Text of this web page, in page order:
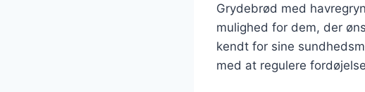
Grydebrød med
mulighed for dem, der
kendt for sine
med at regulere